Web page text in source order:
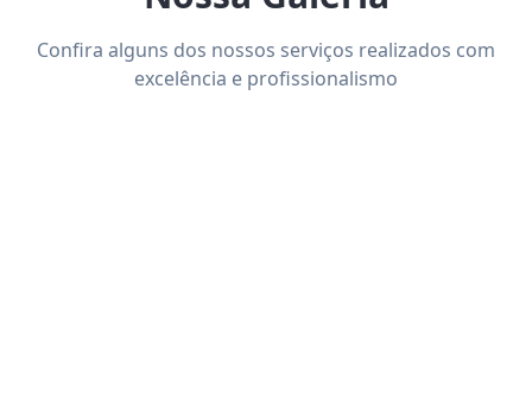
Confira alguns dos nossos serviços realizados com
excelência e profissionalismo